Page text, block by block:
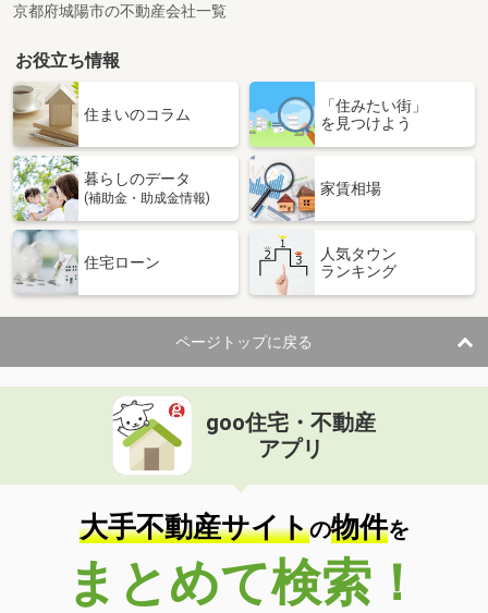
京都府城陽市の不動産会社一覧
お役立ち情報
住まいのコラム
「住みたい街」
を見つけよう
暮らしのデータ
(補助金・助成金情報)
家賃相場
住宅ローン
人気タウン
ランキング
ページトップに戻る
goo住宅・不動産
アプリ
大手不動産サイトの物件を
まとめて検索！